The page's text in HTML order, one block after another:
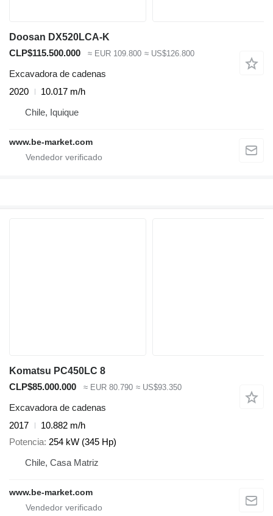
Doosan DX520LCA-K
CLP$115.500.000
≈ EUR 109.800 ≈ US$126.800
Excavadora de cadenas
2020
10.017 m/h
Chile, Iquique
www.be-market.com
Komatsu PC450LC 8
CLP$85.000.000
≈ EUR 80.790 ≈ US$93.350
Excavadora de cadenas
2017
10.882 m/h
Potencia 254 kW (345 Hp)
Chile, Casa Matriz
www.be-market.com